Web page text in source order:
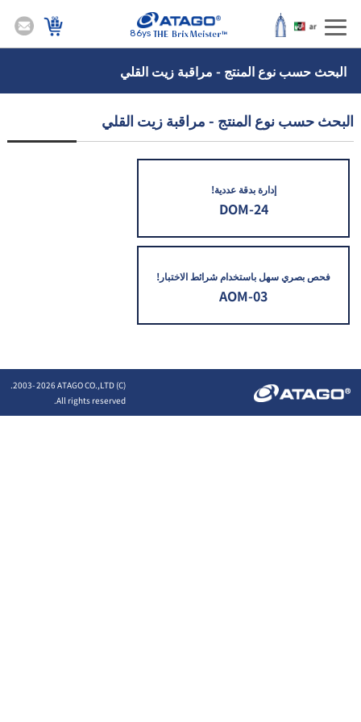
86ys
البحث حسب نوع المنتج - مراقبة زيت القلي
البحث حسب نوع المنتج - مراقبة زيت القلي
إدارة بدقة عددية!
DOM-24
فحص بصري سهل باستخدام شرائط الاختبار!
AOM-03
(C) 2003-
2026 ATAGO CO.,LTD.
All rights reserved.